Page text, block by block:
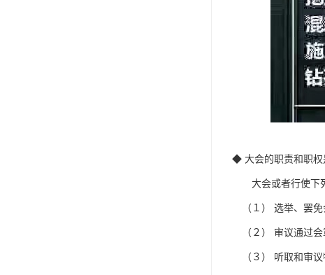
◆ 大会的职责和职权
大会或者行使下列
（１） 选举、罢免
（２） 审议通过会
（３） 听取和审议